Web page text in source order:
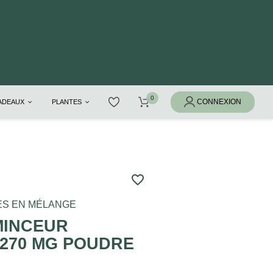
PLANTES
favorite_border
EN MÉLANGE
MG POUDRE